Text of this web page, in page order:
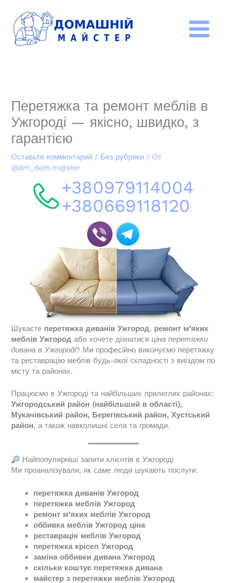
содержимому
Перетяжка та ремонт меблів в
Ужгороді — якісно, швидко, з
гарантією
Оставьте комментарий / Без рубрики / От
@dm_dom.m@ster
+380979114004
+380669118120
Шукаєте перетяжка диванів Ужгород, ремонт м’яких
меблів Ужгород або хочете дізнатисяціна перетяжки
дивана в Ужгороді? Ми професійно виконуємо перетяжку
та реставрацію меблів будь-якої складності з виїздом по
місту та районах.
Працюємо в Ужгороді та найбільших прилеглих районах:
Ужгородський район (найбільший в області),
Мукачівський район, Берегівський район, Хустський
район, а також навколишні села та громади.
Найпопулярніші запити клієнтів в Ужгороді
Ми проаналізували, як саме люди шукають послуги:
перетяжка диванів Ужгород
перетяжка меблів Ужгород
ремонт м’яких меблів Ужгород
оббивка меблів Ужгород ціна
реставрація меблів Ужгород
перетяжка крісел Ужгород
заміна оббивки дивана Ужгород
скільки коштує перетяжка дивана
майстер з перетяжки меблів Ужгород